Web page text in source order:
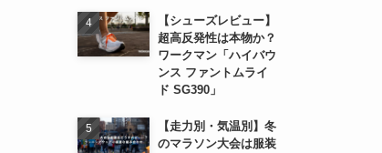
【シューズレビュー】
超高反発性は本物か？
ワークマン「ハイバウ
ンス ファントムライ
ド SG390」
【走力別・気温別】冬
のマラソン大会は服装